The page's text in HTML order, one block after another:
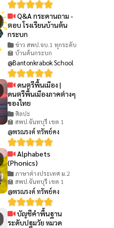
Q&A กระดานถาม -
ตอบ โรงเรียนบ้านต้น
กระบก
ข่าว สพป.จบ.1 ทุกระดับ
🏫 บ้านต้นกระบก
@Bantonkrabok School
ดนตรีพื้นเมือง |
ดนตรีพื้นเมืองภาคต่างๆ
ของไทย
ศิลปะ
🏫 สพป.จันทบุรี เขต 1
@พรณรงค์ ทรัพย์คง
Alphabets
(Phonics)
ภาษาต่างประเทศ ม.2
🏫 สพป.จันทบุรี เขต 1
@พรณรงค์ ทรัพย์คง
บัญชีคำพื้นฐาน
ระดับปฐมวัย หมวด